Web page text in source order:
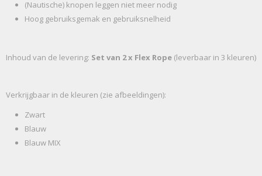
(Nautische) knopen leggen niet meer nodig
Hoog gebruiksgemak en gebruiksnelheid
Inhoud van de levering: Set van 2 x Flex Rope (leverbaar in 3 kleuren)
Verkrijgbaar in de kleuren (zie afbeeldingen):
Zwart
Blauw
Blauw MIX